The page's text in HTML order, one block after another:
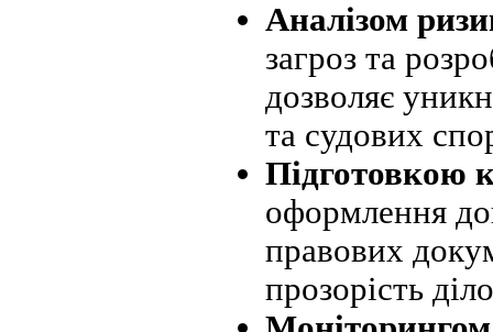
Аналізом
загроз та
дозволяє
та судових
Підготовкою
оформлення
правових
прозорість